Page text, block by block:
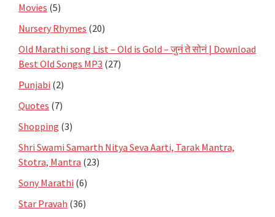
Movies (5)
Nursery Rhymes (20)
Old Marathi song List – Old is Gold – जुनं ते सोनं | Download
Best Old Songs MP3 (27)
Punjabi (2)
Quotes (7)
Shopping (3)
Shri Swami Samarth Nitya Seva Aarti, Tarak Mantra,
Stotra, Mantra (23)
Sony Marathi (6)
Star Pravah (36)